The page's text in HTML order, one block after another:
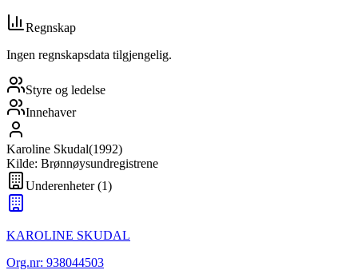
Regnskap
Ingen regnskapsdata tilgjengelig.
Styre og ledelse
Innehaver
Karoline Skudal(1992)
Kilde: Brønnøysundregistrene
Underenheter(1)
KAROLINE SKUDAL
Org.nr: 938044503